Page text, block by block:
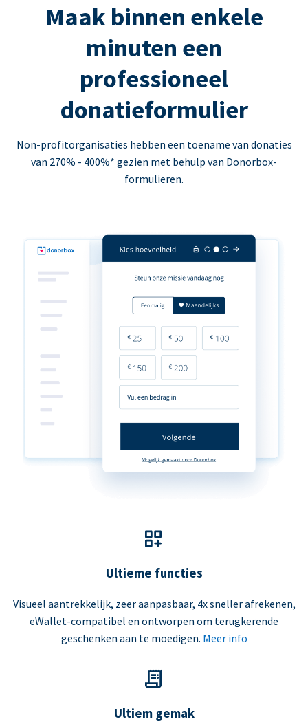
Maak binnen enkele
minuten een
professioneel
donatieformulier
Non-profitorganisaties hebben een toename van donaties
van 270% - 400%* gezien met behulp van Donorbox-
formulieren.
Ultieme functies
Visueel aantrekkelijk, zeer aanpasbaar, 4x sneller afrekenen,
eWallet-compatibel en ontworpen om terugkerende
geschenken aan te moedigen. Meer info
Ultiem gemak